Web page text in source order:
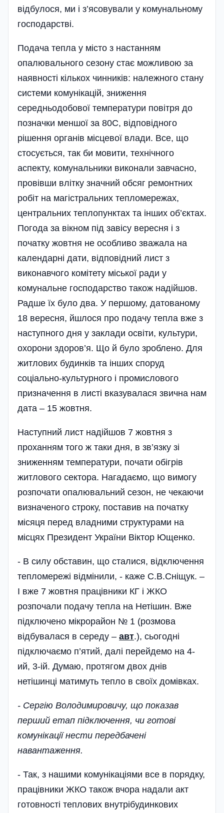
відбулося, ми і з’ясо­вували у комунальному
господарстві.
Подача тепла у місто з настанням
опалювального сезону стає можливою за
наявності кількох чинників: належного стану
системи комунікацій, зниження
середньодобової температури повітря до
позначки меншої за 80С, відповідного
рішення органів місцевої влади. Все, що
стосується, так би мовити, технічного
аспекту, комунальники виконали завчасно,
провівши влітку значний обсяг ремонтних
робіт на магістральних тепломережах,
центральних теплопунктах та інших об’єктах.
Погода за вікном під завісу вересня і з
початку жовтня не особливо зважала на
календарні дати, відповідний лист з
виконавчого комітету міської ради у
комунальне господарство також надійшов.
Радше їх було два. У першому, датованому
18 вересня, йшлося про подачу тепла вже з
наступного дня у заклади освіти, культури,
охорони здоров’я. Що й було зроблено. Для
житлових будинків та інших споруд
соціально-культурного і промислового
призначення в листі вказувалася звична нам
дата – 15 жовтня.
Наступний лист надійшов 7 жовтня з
проханням того ж таки дня, в зв’язку зі
зниженням температури, почати обігрів
житлового сектора. Нагадаємо, що вимогу
розпочати опалювальний сезон, не чекаючи
визначеного строку, поставив на початку
місяця перед владними структурами на
місцях Президент України Віктор Ющенко.
- В силу обставин, що сталися, відключення
тепломережі відмінили, - каже С.В.Сніщук. –
І вже 7 жовтня працівники КГ і ЖКО
розпочали подачу тепла на Нетішин. Вже
підключено мікрорайон № 1 (розмова
відбувалася в середу – авт.), сьогодні
підключаємо п’ятий, далі перейдемо на 4-
ий, 3-ій. Думаю, протягом двох днів
нетішинці матимуть тепло в своїх домівках.
- Сергію Володимировичу, що показав
перший етап підключення, чи готові
комунікації нести передбачені
навантаження.
- Так, з нашими комунікаціями все в порядку,
праців­ники ЖКО також вчора надали акт
готовності теплових внутрібудинкових